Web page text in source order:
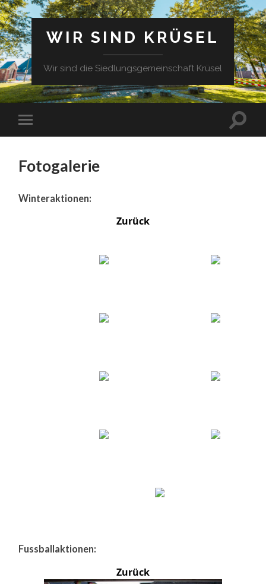
WIR SIND KRÜSEL
Wir sind die Siedlungsgemeinschaft Krüsel
Fotogalerie
Winteraktionen:
Zurück
Fussballaktionen:
Zurück